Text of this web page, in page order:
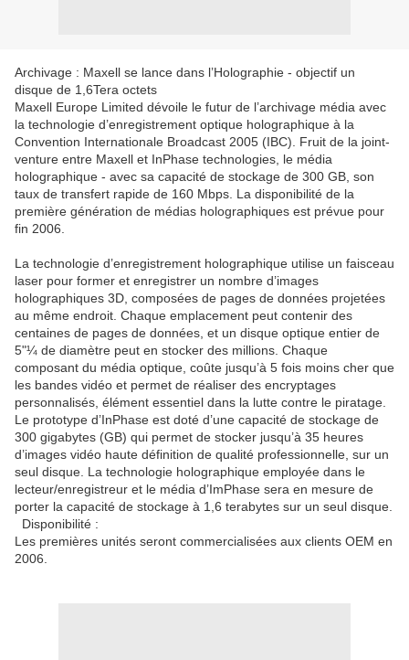
Archivage : Maxell se lance dans l’Holographie - objectif un
disque de 1,6Tera octets
Maxell Europe Limited dévoile le futur de l’archivage média avec
la technologie d’enregistrement optique holographique à la
Convention Internationale Broadcast 2005 (IBC). Fruit de la joint-
venture entre Maxell et InPhase technologies, le média
holographique - avec sa capacité de stockage de 300 GB, son
taux de transfert rapide de 160 Mbps. La disponibilité de la
première génération de médias holographiques est prévue pour
fin 2006.
La technologie d’enregistrement holographique utilise un faisceau
laser pour former et enregistrer un nombre d’images
holographiques 3D, composées de pages de données projetées
au même endroit. Chaque emplacement peut contenir des
centaines de pages de données, et un disque optique entier de
5"¼ de diamètre peut en stocker des millions. Chaque
composant du média optique, coûte jusqu’à 5 fois moins cher que
les bandes vidéo et permet de réaliser des encryptages
personnalisés, élément essentiel dans la lutte contre le piratage.
Le prototype d’InPhase est doté d’une capacité de stockage de
300 gigabytes (GB) qui permet de stocker jusqu’à 35 heures
d’images vidéo haute définition de qualité professionnelle, sur un
seul disque. La technologie holographique employée dans le
lecteur/enregistreur et le média d’ImPhase sera en mesure de
porter la capacité de stockage à 1,6 terabytes sur un seul disque.
Disponibilité :
Les premières unités seront commercialisées aux clients OEM en
2006.